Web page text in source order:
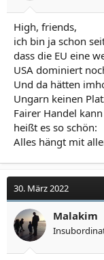
High, friends,
ich bin ja schon
dass die EU eine
USA dominiert
Und da hätten
Ungarn keinen
Fairer Handel
heißt es so schön:
Alles hängt mit
30. März 2022
Malakim